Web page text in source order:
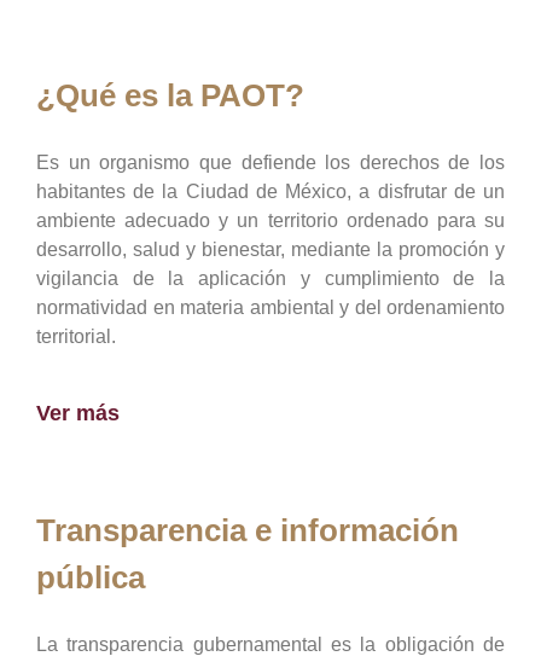
¿Qué es la PAOT?
Es un organismo que defiende los derechos de los
habitantes de la Ciudad de México, a disfrutar de un
ambiente adecuado y un territorio ordenado para su
desarrollo, salud y bienestar, mediante la promoción y
vigilancia de la aplicación y cumplimiento de la
normatividad en materia ambiental y del ordenamiento
territorial.
Ver más
Transparencia e información
pública
La transparencia gubernamental es la obligación de